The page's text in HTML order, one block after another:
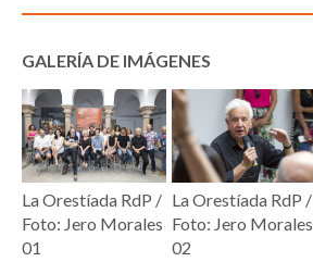
GALERÍA DE IMÁGENES
La Orestíada RdP /
Foto: Jero Morales
01
La Orestíada RdP /
Foto: Jero Morales
02